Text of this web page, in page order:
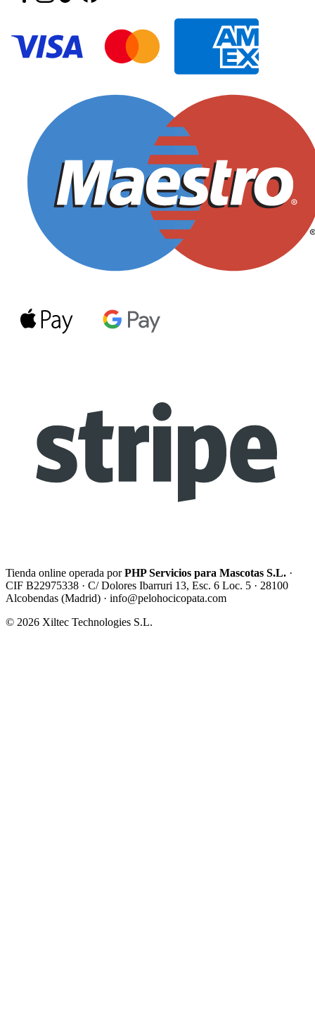
Tienda online operada porPHP Servicios para Mascotas S.L. ·
CIF B22975338 · C/ Dolores Ibarruri 13, Esc. 6 Loc. 5 · 28100
Alcobendas (Madrid) · info@pelohocicopata.com
© 2026 Xiltec Technologies S.L.